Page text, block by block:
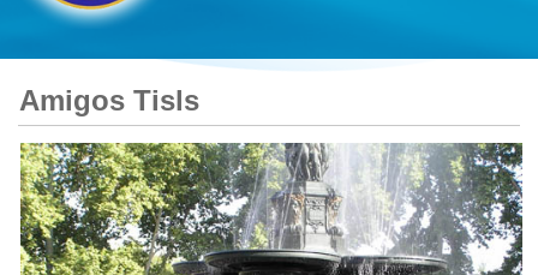
Amigos Tisls